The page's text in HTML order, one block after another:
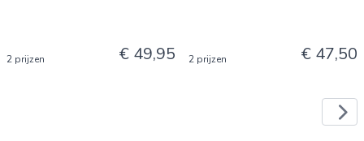
2 prijzen € 49,95 2 prijzen € 47,50